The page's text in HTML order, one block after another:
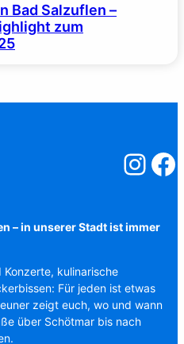
Bad Salzuflen –
zum
– in unserer Stadt ist immer
Konzerte, kulinarische
Für jeden ist etwas
zeigt euch, wo und wann
über Schötmar bis nach